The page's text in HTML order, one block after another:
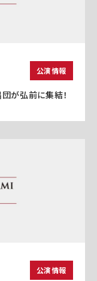
公演情報
が弘前に集結！
公演情報